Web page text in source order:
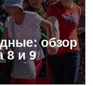
обзор
8 и 9